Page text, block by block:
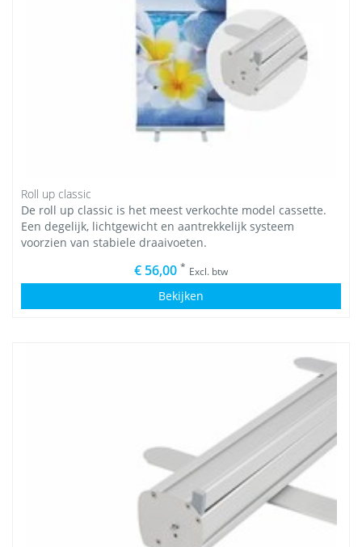
Roll up classic
De roll up classic is het meest verkochte model cassette.
Een degelijk, lichtgewicht en aantrekkelijk systeem
voorzien van stabiele draaivoeten.
€ 56,00 * Excl. btw
Bekijken